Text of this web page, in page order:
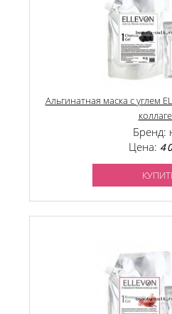
Альгинатная маска с углем
Бренд:
Цена: 4